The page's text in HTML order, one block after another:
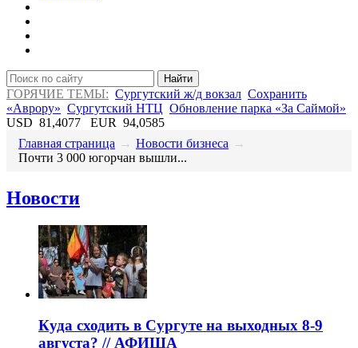
Найти
ГОРЯЧИЕ ТЕМЫ: Сургутский ж/д вокзал Сохранить
«Аврору» Сургутский НТЦ Обновление парка «За Саймой»
USD 81,4077 EUR 94,0585
Главная страница → Новости бизнеса →
​Почти 3 000 югорчан вышли...
Новости
​Куда сходить в Сургуте на выходных 8-9
августа? // АФИША